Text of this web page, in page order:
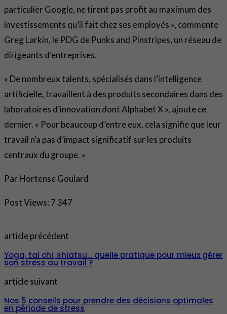
particulier Google, ne tirent pas profit au maximum des
investissements qu’il fait chez ses employés », commente
Greg Larkin, le PDG de Punks and Pinstripes, un réseau de
dirigeants d’entreprises.
« De nombreux talents, spécialisés dans l’intelligence
artificielle, travaillent à des produits secondaires dans des
laboratoires d’innovation dont Alphabet X », ajoute ce
dernier. « Pour beaucoup d’entre eux, cela signifie que leur
travail n’a pas d’impact significatif sur les produits
centraux du groupe. »
Par Hortense Goulard
Post Views: 7 347
article précédent
Yoga, tai chi, shiatsu… quelle pratique pour mieux gérer
son stress au travail ?
article suivant
Nos 5 conseils pour prendre des décisions optimales
en période de stress